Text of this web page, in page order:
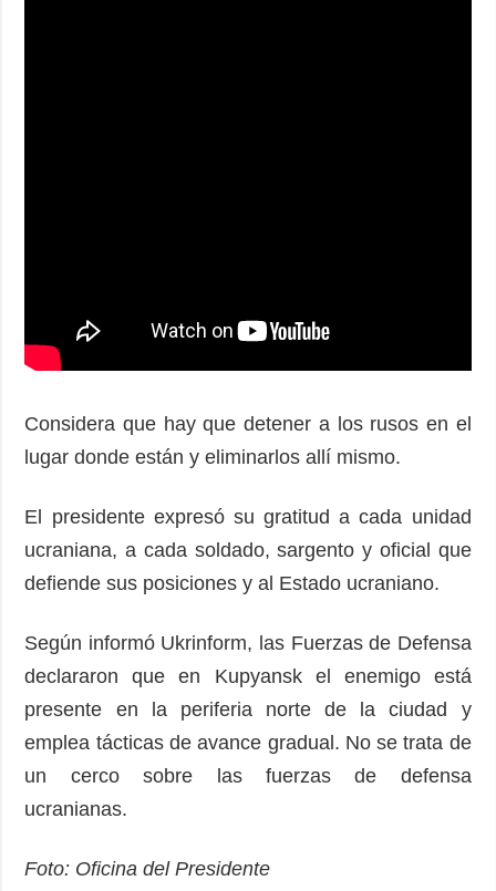
Considera que hay que detener a los rusos en el
lugar donde están y eliminarlos allí mismo.
El presidente expresó su gratitud a cada unidad
ucraniana, a cada soldado, sargento y oficial que
defiende sus posiciones y al Estado ucraniano.
Según informó Ukrinform, las Fuerzas de Defensa
declararon que en Kupyansk el enemigo está
presente en la periferia norte de la ciudad y
emplea tácticas de avance gradual. No se trata de
un cerco sobre las fuerzas de defensa
ucranianas.
Foto: Oficina del Presidente